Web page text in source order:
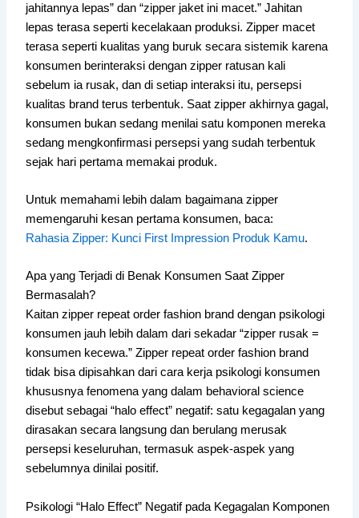
jahitannya lepas” dan “zipper jaket ini macet.” Jahitan
lepas terasa seperti kecelakaan produksi. Zipper macet
terasa seperti kualitas yang buruk secara sistemik karena
konsumen berinteraksi dengan zipper ratusan kali
sebelum ia rusak, dan di setiap interaksi itu, persepsi
kualitas brand terus terbentuk. Saat zipper akhirnya gagal,
konsumen bukan sedang menilai satu komponen mereka
sedang mengkonfirmasi persepsi yang sudah terbentuk
sejak hari pertama memakai produk.
Untuk memahami lebih dalam bagaimana zipper
memengaruhi kesan pertama konsumen, baca:
Rahasia Zipper: Kunci First Impression Produk Kamu.
Apa yang Terjadi di Benak Konsumen Saat Zipper
Bermasalah?
Kaitan zipper repeat order fashion brand dengan psikologi
konsumen jauh lebih dalam dari sekadar “zipper rusak =
konsumen kecewa.” Zipper repeat order fashion brand
tidak bisa dipisahkan dari cara kerja psikologi konsumen
khususnya fenomena yang dalam behavioral science
disebut sebagai “halo effect” negatif: satu kegagalan yang
dirasakan secara langsung dan berulang merusak
persepsi keseluruhan, termasuk aspek-aspek yang
sebelumnya dinilai positif.
Psikologi “Halo Effect” Negatif pada Kegagalan Komponen